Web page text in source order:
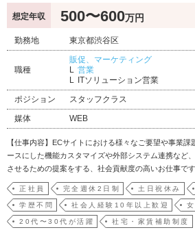
想定年収 500〜600万円
勤務地 東京都渋谷区
職種
販促、マーケティング
営業
ITソリューション営業
ポジション
スタッフクラス
媒体
WEB
【仕事内容】ECサイトにおける様々なご要望や事業
ースにした機能カスタマイズや外部システム連携など
させるための提案をする、社会貢献度の高いお仕事で
要な機能を開発していくセミカスタマイズ型の「
化するECビジネスに幅広く提案できるサービスのた
正社員 完全週休2日制 土日祝休み
学歴不問 社会人経験10年以上歓迎
20代〜30代が活躍 社宅・家賃補助制度